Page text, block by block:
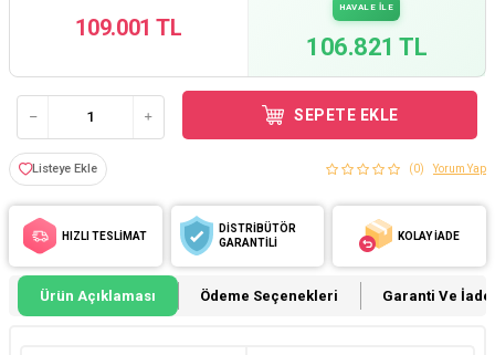
109.001 TL
HAVALE İLE
106.821 TL
SEPETE EKLE
Listeye Ekle (0) Yorum Yap
HIZLI TESLİMAT
DİSTRİBÜTÖR
GARANTİLİ
KOLAY İADE
Ürün Açıklaması Ödeme Seçenekleri Garanti Ve İade